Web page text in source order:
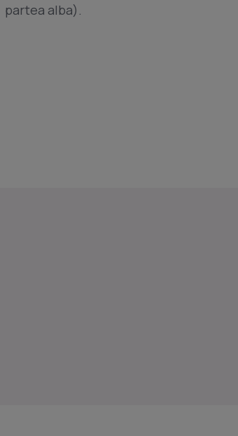
partea alba).